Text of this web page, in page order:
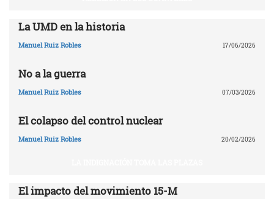
La UMD en la historia
Manuel Ruiz Robles 17/06/2026
No a la guerra
Manuel Ruiz Robles 07/03/2026
El colapso del control nuclear
Manuel Ruiz Robles 20/02/2026
El impacto del movimiento 15-M